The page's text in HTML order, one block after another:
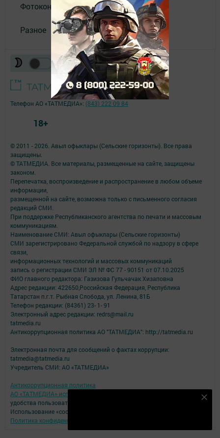
Фотоконкурс
Разное
© 2011 - 2026. Авыл офыклары (Сельские горизонты). Все права
защищены.
© ТАТМЕДИА. Все материалы, размещенные на сайте, защищены
законом.
Перепечатка, воспроизведение и распространение в любом объеме
информации,
размещенной на сайте, возможна только с письменного согласия
редакций СМИ.
При поддержке Республиканского агентства по печати и массовым
коммуникациям.
Наименование СМИ: Авыл офыклары (Сельские горизонты)
СМИ зарегистрировано Федеральной службой по надзору в сфере
связи,
информационных технологий и массовых коммуникаций
запись о регистрации СМИ ЭЛ № ФС 77 - 90151 от 07.10.2025
ФИО главного редактора: Газизова Гульчачак Хизаповна
Адрес редакции: 422650,Российская Федерация, Республика
Татарстан п.г.т. Рыбная Слобода, ул. Ленина, 81Б
Телефон редакции: (84361) 23- 1- 91
Электронный адрес редакции: redrs@mail.ru
tatmedia.ru
Антикоррупционная политика АО "ТАТМЕДИА": http://tatmedia.ru
Электронная почта для сообщений о фактах коррупции:
tatmedia@tatmedia.ru
Учредитель СМИ: АО «ТАТМЕДИА»
Антикоррупционная политика
АО «ТАТМЕДИА» использует «cookie»
для персонализации сервисов и
удобства пользователей сайтом.
Использование «cookie» можно отменить в настройках браузера.
Политика конфиденциальности
Телефон АО «ТАТМЕДИА»: (843) 222 09 84
18+